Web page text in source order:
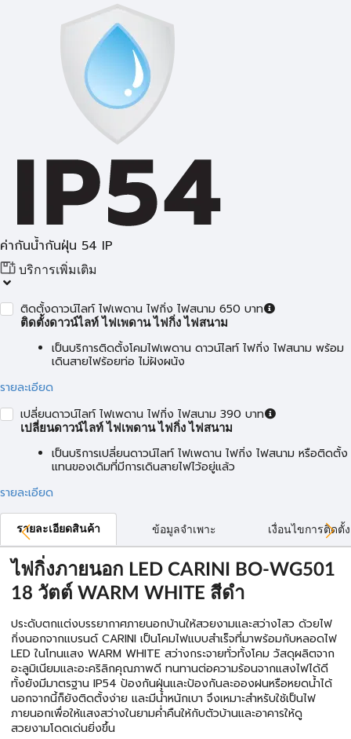
ค่ากันน้ำกันฝุ่น 54 IP
บริการเพิ่มเติม
ติดตั้งดาวน์ไลท์ ไฟเพดาน ไฟกิ่ง ไฟสนาม 650 บาท
ติดตั้งดาวน์ไลท์ ไฟเพดาน ไฟกิ่ง ไฟสนาม
เป็นบริการติดตั้งโคมไฟเพดาน ดาวน์ไลท์ ไฟกิ่ง ไฟสนาม พร้อม
เดินสายไฟร้อยท่อ ไม่ฝังผนัง
รายละเอียด
เปลี่ยนดาวน์ไลท์ ไฟเพดาน ไฟกิ่ง ไฟสนาม 390 บาท
เปลี่ยนดาวน์ไลท์ ไฟเพดาน ไฟกิ่ง ไฟสนาม
เป็นบริการเปลี่ยนดาวน์ไลท์ ไฟเพดาน ไฟกิ่ง ไฟสนาม หรือติดตั้ง
แทนของเดิมที่มีการเดินสายไฟไว้อยู่แล้ว
รายละเอียด
รายละเอียดสินค้า ข้อมูลจำเพาะ เงื่อนไขการติดตั้ง
ไฟกิ่งภายนอก LED CARINI BO-WG501
18 วัตต์ WARM WHITE สีดำ
ประดับตกแต่งบรรยากาศภายนอกบ้านให้สวยงามและสว่างไสว ด้วยไฟ
กิ่งนอกจากแบรนด์ CARINI เป็นโคมไฟแบบสำเร็จที่มาพร้อมกับหลอดไฟ
LED ในโทนแสง WARM WHITE สว่างกระจายทั่วทั้งโคม วัสดุผลิตจาก
อะลูมิเนียมและอะคริลิกคุณภาพดี ทนทานต่อความร้อนจากแสงไฟได้ดี
ทั้งยังมีมาตรฐาน IP54 ป้องกันฝุ่นและป้องกันละอองฝนหรือหยดน้ำได้
นอกจากนี้ก็ยังติดตั้งง่าย และมีน้ำหนักเบา จึงเหมาะสำหรับใช้เป็นไฟ
ภายนอกเพื่อให้แสงสว่างในยามค่ำคืนให้กับตัวบ้านและอาคารให้ดู
สวยงามโดดเด่นยิ่งขึ้น